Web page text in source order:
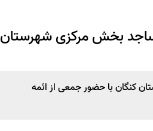
بخش مرکزی شهرستان
کنگان با حضور جمعی از ائمه